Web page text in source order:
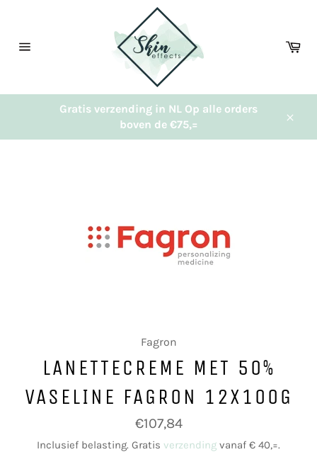
content
Gratis verzending in NL Op alle orders
boven de €75,=
Fagron
LANETTECREME MET 50%
VASELINE FAGRON 12X100G
Normale
prijs
€107,84
Inclusief belasting. Gratis verzending vanaf € 40,=.